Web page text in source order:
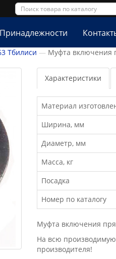
Принадлежности
Тбилиси Муфта включения
Характеристики
Материал
Ширина, мм
Диаметр, мм
Масса, кг
Посадка
Номер по каталогу
Муфта включения
На всю производимую
производителя!